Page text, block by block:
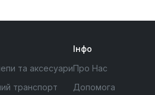
та аксесуари
транспорт
Інфо
Про Нас
Допомога